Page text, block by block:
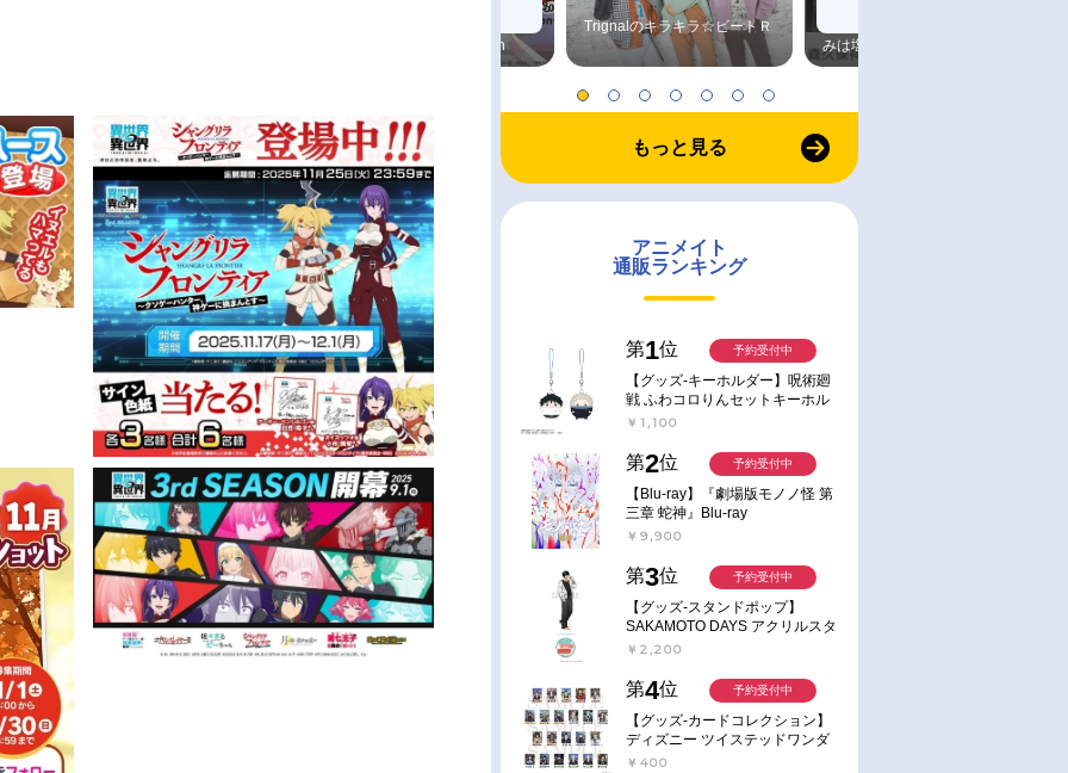
radio 大直会 2nd season
Trignalのキラキラ☆ビートＲ
みは塩だけ
もっと見る
アニメイト
通販ランキング
第1位
【グッズ-キーホルダー】呪術廻
戦 ふわコロりんセットキーホル
ダー【アニメイト特典付】
￥1,100
予約受付中
第2位
【Blu-ray】『劇場版モノノ怪 第
三章 蛇神』Blu-ray
￥9,900
予約受付中
第3位
【グッズ-スタンドポップ】
SAKAMOTO DAYS アクリルスタ
ンド～Sunny Afternoon～ 4.南雲
￥2,200
予約受付中
第4位
【グッズ-カードコレクション】
ディズニー ツイステッドワンダ
ーランド ランダムカードコレク
￥400
予約受付中